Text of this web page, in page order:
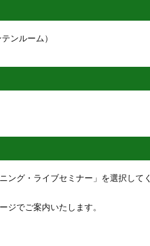
ンルーム）
ング・ライブセミナー」を選択してく
ジでご案内いたします。